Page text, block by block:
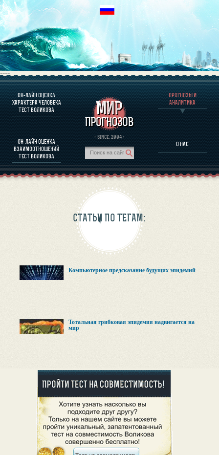
----
ОН-ЛАЙН ОЦЕНКА
ХАРАКТЕРА ЧЕЛОВЕКА
ТЕСТ ВОЛИКОВА
ОН-ЛАЙН ОЦЕНКА
ВЗАИМООТНОШЕНИЙ
ТЕСТ ВОЛИКОВА
· SINCE. 2004 ·
ПРОГНОЗЫ И
АНАЛИТИКА
О НАС
О ПРОГРАММЕ
ОЦЕНКА ХАРАКТЕРA ЧЕЛОВЕКА
ОЦЕНКА ХАРАКТЕРА ВЫДАЮЩИХСЯ ЛИЧНОСТЕЙ
О ПРОГРАММЕ
ПРОГНОЗЫ И АНАЛИТИКА
СТАТЬИ ПО ТЕГАМ:
Компьютерное предсказание будущих эпидемий
Тотальная грибковая эпидемия надвигается на
мир